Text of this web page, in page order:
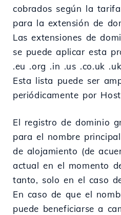
cobrados según la
para la extensión de
Las extensiones de
se puede aplicar esta
.eu .org .in .us .co.uk
Esta lista puede ser
periódicamente por
El registro de dominio
para el nombre
de alojamiento (de
actual en el momento
tanto, solo en el caso
En caso de que el
puede beneficiarse a